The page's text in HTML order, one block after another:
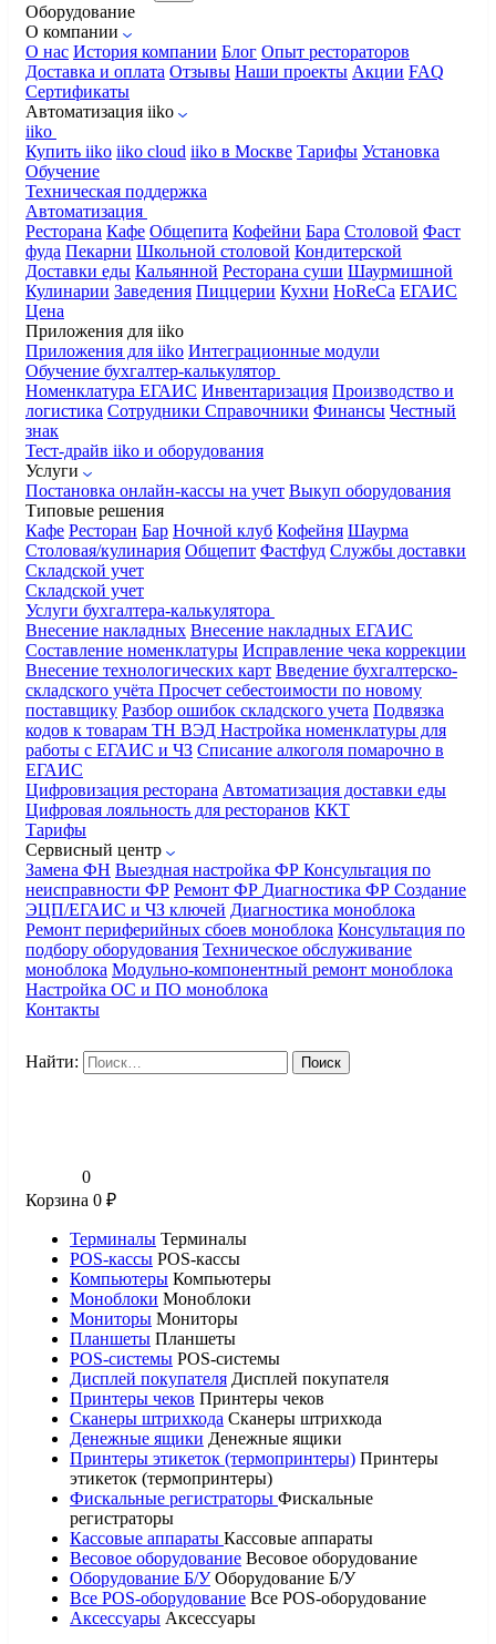
Оборудование
О компании
О нас История компании Блог Опыт рестораторов
Доставка и оплата Отзывы Наши проекты Акции FAQ
Сертификаты
Автоматизация iiko
iiko
Купить iiko iiko cloud iiko в Москве Тарифы Установка
Обучение
Техническая поддержка
Автоматизация
Ресторана Кафе Общепита Кофейни Бара Столовой Фаст
фуда Пекарни Школьной столовой Кондитерской
Доставки еды Кальянной Ресторана суши Шаурмишной
Кулинарии Заведения Пиццерии Кухни HoReCa ЕГАИС
Цена
Приложения для iiko
Приложения для iiko Интеграционные модули
Обучение бухгалтер-калькулятор
Номенклатура ЕГАИС Инвентаризация Производство и
логистика Сотрудники Справочники Финансы Честный
знак
Тест-драйв iiko и оборудования
Услуги
Постановка онлайн-кассы на учет Выкуп оборудования
Типовые решения
Кафе Ресторан Бар Ночной клуб Кофейня Шаурма
Столовая/кулинария Общепит Фастфуд Службы доставки
Складской учет
Складской учет
Услуги бухгалтера-калькулятора
Внесение накладных Внесение накладных ЕГАИС
Составление номенклатуры Исправление чека коррекции
Внесение технологических карт Введение бухгалтерско-
складского учёта Просчет себестоимости по новому
поставщику Разбор ошибок складского учета Подвязка
кодов к товарам ТН ВЭД Настройка номенклатуры для
работы с ЕГАИС и ЧЗ Списание алкоголя помарочно в
ЕГАИС
Цифровизация ресторана Автоматизация доставки еды
Цифровая лояльность для ресторанов ККТ
Тарифы
Сервисный центр
Замена ФН Выездная настройка ФР Консультация по
неисправности ФР Ремонт ФР Диагностика ФР Создание
ЭЦП/ЕГАИС и ЧЗ ключей Диагностика моноблока
Ремонт периферийных сбоев моноблока Консультация по
подбору оборудования Техническое обслуживание
моноблока Модульно-компонентный ремонт моноблока
Настройка ОС и ПО моноблока
Контакты
Найти:
0
Корзина 0 ₽
Терминалы Терминалы
POS-кассы POS-кассы
Компьютеры Компьютеры
Моноблоки Моноблоки
Мониторы Мониторы
Планшеты Планшеты
POS-системы POS-системы
Дисплей покупателя Дисплей покупателя
Принтеры чеков Принтеры чеков
Сканеры штрихкода Сканеры штрихкода
Денежные ящики Денежные ящики
Принтеры этикеток (термопринтеры) Принтеры
этикеток (термопринтеры)
Фискальные регистраторы Фискальные
регистраторы
Кассовые аппараты Кассовые аппараты
Весовое оборудование Весовое оборудование
Оборудование Б/У Оборудование Б/У
Все POS-оборудование Все POS-оборудование
Аксессуары Аксессуары